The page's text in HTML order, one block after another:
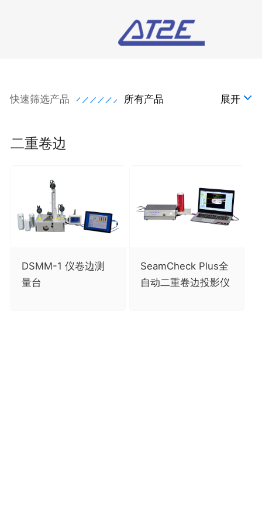
快速筛选产品 所有产品 展开
二重卷边
DSMM-1 仪卷边测
量台
SeamCheck Plus全
自动二重卷边投影仪